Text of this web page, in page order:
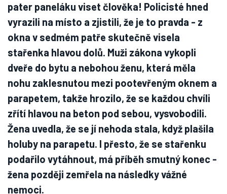
pater paneláku viset člověka! Policisté hned
vyrazili na místo a zjistili, že je to pravda - z
okna v sedmém patře skutečně visela
stařenka hlavou dolů. Muži zákona vykopli
dveře do bytu a nebohou ženu, která měla
nohu zaklesnutou mezi pootevřeným oknem a
parapetem, takže hrozilo, že se každou chvíli
zřítí hlavou na beton pod sebou, vysvobodili.
Žena uvedla, že se jí nehoda stala, když plašila
holuby na parapetu. I přesto, že se stařenku
podařilo vytáhnout, má příběh smutný konec -
žena později zemřela na následky vážné
nemoci.